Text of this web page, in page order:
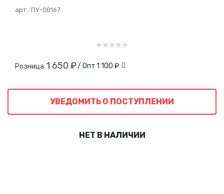
арт.: ПУ-00167
Розница 1 650 ₽/ Опт1 100 ₽
УВЕДОМИТЬ О ПОСТУПЛЕНИИ
НЕТ В НАЛИЧИИ